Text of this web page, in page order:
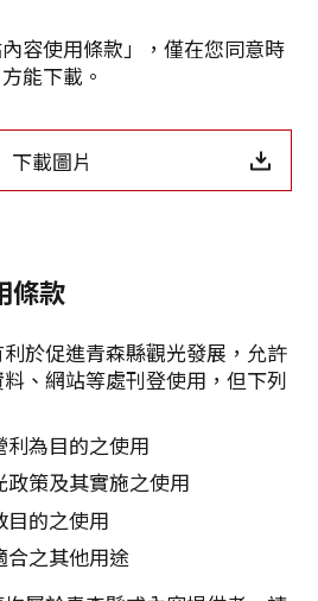
容使用條款」，僅在您同意時
方能下載。
下載圖片
條款
於促進青森縣觀光發展，允許
、網站等處刊登使用，但下列
利為目的之使用
策及其實施之使用
目的之使用
合之其他用途
Facebook分享
複製連結